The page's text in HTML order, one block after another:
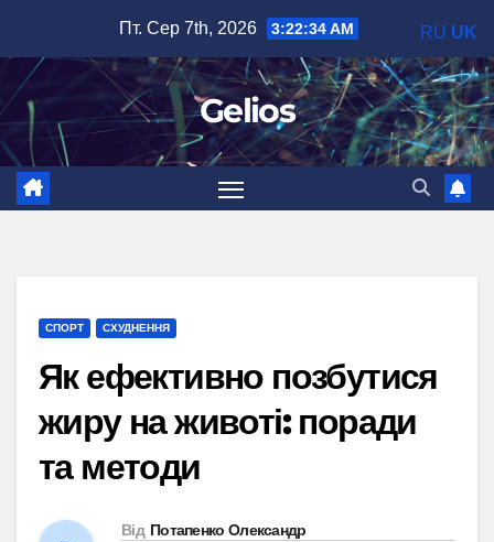
вмісту
Пт. Сер 7th, 2026 3:22:35 AM
Gelios
СПОРТ СХУДНЕННЯ
Як ефективно позбутися
жиру на животі: поради
та методи
Від Потапенко Олександр
RU UK